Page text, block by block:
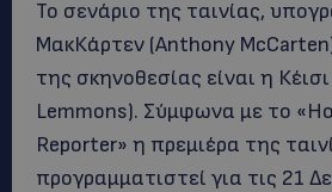
Το σενάριο της ταινίας,
ΜακΚάρτεν (Anthony
της σκηνοθεσίας είναι η
Lemmons). Σύμφωνα με το
Reporter» η πρεμιέρα της
προγραμματιστεί για τις 21